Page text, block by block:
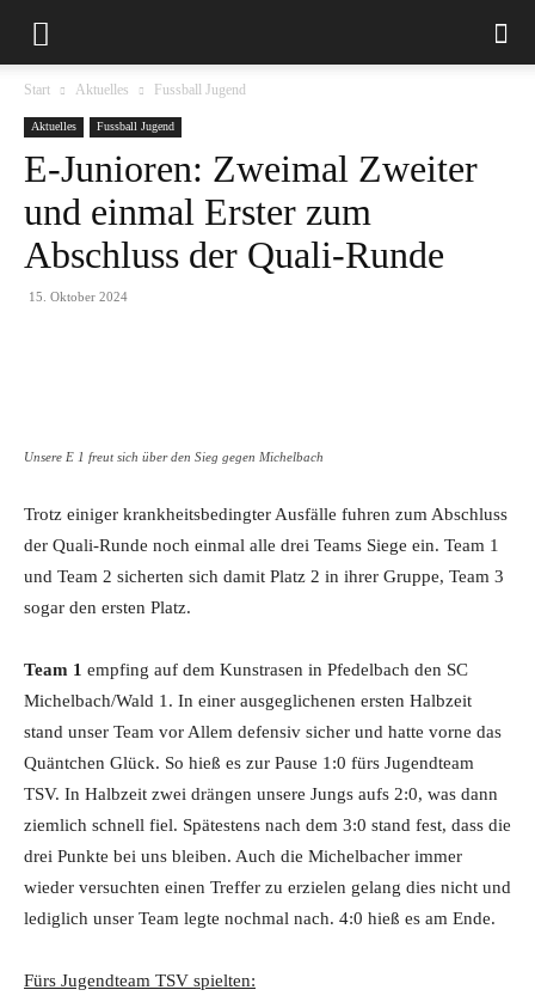
Start Aktuelles Fussball Jugend
Aktuelles Fussball Jugend
E-Junioren: Zweimal Zweiter
und einmal Erster zum
Abschluss der Quali-Runde
15. Oktober 2024
Unsere E 1 freut sich über den Sieg gegen Michelbach
Trotz einiger krankheitsbedingter Ausfälle fuhren zum Abschluss
der Quali-Runde noch einmal alle drei Teams Siege ein. Team 1
und Team 2 sicherten sich damit Platz 2 in ihrer Gruppe, Team 3
sogar den ersten Platz.
Team 1 empfing auf dem Kunstrasen in Pfedelbach den SC
Michelbach/Wald 1. In einer ausgeglichenen ersten Halbzeit
stand unser Team vor Allem defensiv sicher und hatte vorne das
Quäntchen Glück. So hieß es zur Pause 1:0 fürs Jugendteam
TSV. In Halbzeit zwei drängen unsere Jungs aufs 2:0, was dann
ziemlich schnell fiel. Spätestens nach dem 3:0 stand fest, dass die
drei Punkte bei uns bleiben. Auch die Michelbacher immer
wieder versuchten einen Treffer zu erzielen gelang dies nicht und
lediglich unser Team legte nochmal nach. 4:0 hieß es am Ende.
Fürs Jugendteam TSV spielten: